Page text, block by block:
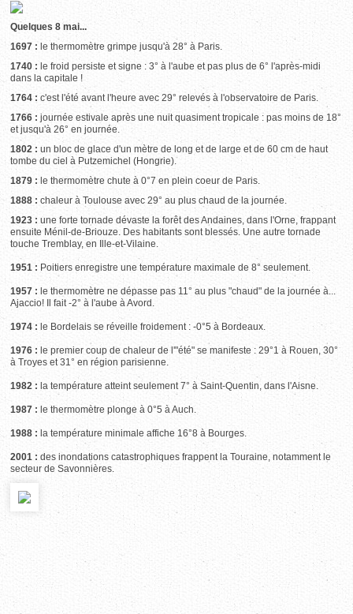
Quelques 8 mai...
1697 : le thermomètre grimpe jusqu'à 28° à Paris.
1740 : le froid persiste et signe : 3° à l'aube et pas plus de 6° l'après-midi
dans la capitale !
1764 : c'est l'été avant l'heure avec 29° relevés à l'observatoire de Paris.
1766 : journée estivale après une nuit quasiment tropicale : pas moins de 18°
et jusqu'à 26° en journée.
1802 : un bloc de glace d'un mètre de long et de large et de 60 cm de haut
tombe du ciel à Putzemichel (Hongrie).
1879 : le thermomètre chute à 0°7 en plein coeur de Paris.
1888 : chaleur à Toulouse avec 29° au plus chaud de la journée.
1923 : une forte tornade dévaste la forêt des Andaines, dans l'Orne, frappant
ensuite Ménil-de-Briouze. Des habitants sont blessés. Une autre tornade
touche Tremblay, en Ille-et-Vilaine.
1951 : Poitiers enregistre une température maximale de 8° seulement.
1957 : le thermomètre ne dépasse pas 11° au plus "chaud" de la journée à...
Ajaccio! Il fait -2° à l'aube à Avord.
1974 : le Bordelais se réveille froidement : -0°5 à Bordeaux.
1976 : le premier coup de chaleur de l'"été" se manifeste : 29°1 à Rouen, 30°
à Troyes et 31° en région parisienne.
1982 : la température atteint seulement 7° à Saint-Quentin, dans l'Aisne.
1987 : le thermomètre plonge à 0°5 à Auch.
1988 : la température minimale affiche 16°8 à Bourges.
2001 : des inondations catastrophiques frappent la Touraine, notamment le
secteur de Savonnières.